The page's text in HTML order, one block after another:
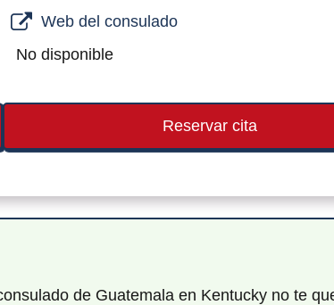
Web del consulado
No disponible
Reservar cita
de Guatemala en Kentucky no te